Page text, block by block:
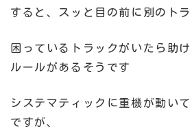
すると、スッと目の前に別のトラ
困っているトラックがいたら助
ルールがあるそうです
システマティックに重機が動い
ですが、